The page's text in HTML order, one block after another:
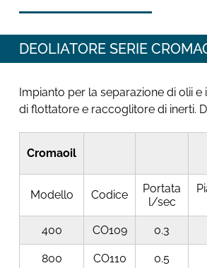
DEOLIATORE SERIE
Impianto per la separazione di olii
di flottatore e raccoglitore di inerti.
Cromaoil
Modello Codice
Portata
l/sec
400 CO109 0.3
800 CO110 0.5